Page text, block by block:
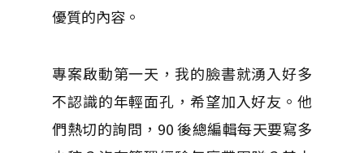
優質的內容。
專案啟動第一天，我的臉書就湧入好多
不認識的年輕面孔，希望加入好友。他
們熱切的詢問，90 後總編輯每天要寫多